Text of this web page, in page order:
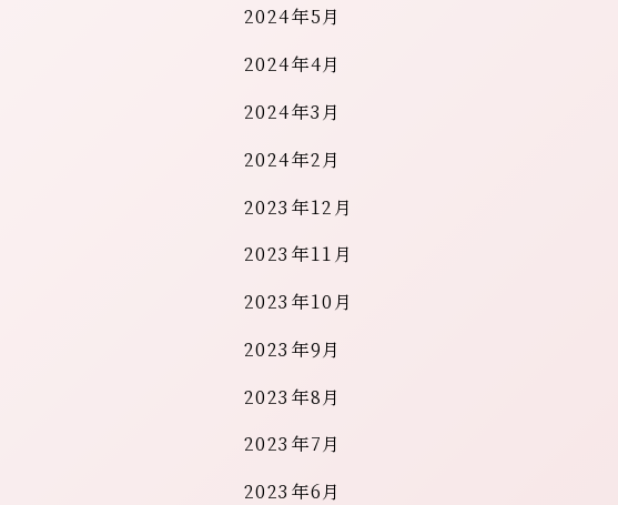
2024年5月
2024年4月
2024年3月
2024年2月
2023年12月
2023年11月
2023年10月
2023年9月
2023年8月
2023年7月
2023年6月